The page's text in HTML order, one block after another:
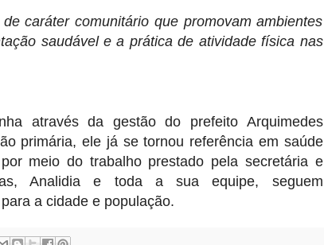
caráter comunitário que promovam ambientes
saudável e a prática de atividade física nas
através da gestão do prefeito Arquimedes
primária, ele já se tornou referência em saúde
meio do trabalho prestado pela secretária e
Analidia e toda a sua equipe, seguem
a cidade e população.